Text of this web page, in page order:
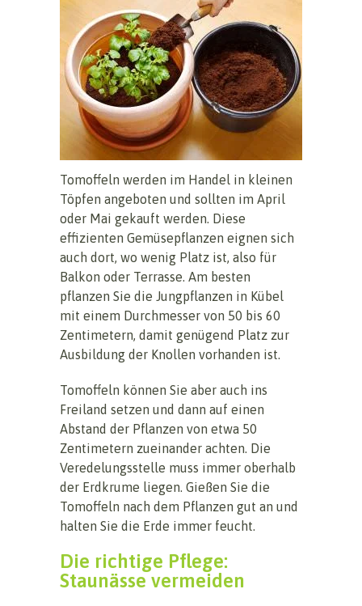
Tomoffeln werden im Handel in kleinen
Töpfen angeboten und sollten im April
oder Mai gekauft werden. Diese
effizienten Gemüsepflanzen eignen sich
auch dort, wo wenig Platz ist, also für
Balkon oder Terrasse. Am besten
pflanzen Sie die Jungpflanzen in Kübel
mit einem Durchmesser von 50 bis 60
Zentimetern, damit genügend Platz zur
Ausbildung der Knollen vorhanden ist.
Tomoffeln können Sie aber auch ins
Freiland setzen und dann auf einen
Abstand der Pflanzen von etwa 50
Zentimetern zueinander achten. Die
Veredelungsstelle muss immer oberhalb
der Erdkrume liegen. Gießen Sie die
Tomoffeln nach dem Pflanzen gut an und
halten Sie die Erde immer feucht.
Die richtige Pflege:
Staunässe vermeiden